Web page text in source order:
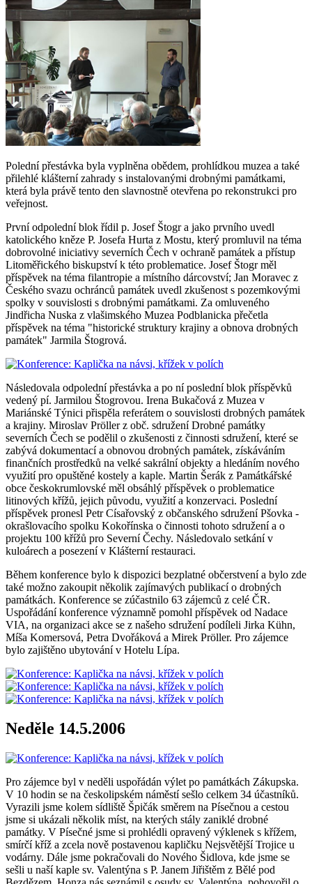
Polední přestávka byla vyplněna obědem, prohlídkou muzea a také
přilehlé klášterní zahrady s instalovanými drobnými památkami,
která byla právě tento den slavnostně otevřena po rekonstrukci pro
veřejnost.
První odpolední blok řídil p. Josef Štogr a jako prvního uvedl
katolického kněze P. Josefa Hurta z Mostu, který promluvil na téma
dobrovolné iniciativy severních Čech v ochraně památek a přístup
Litoměřického biskupství k této problematice. Josef Štogr měl
příspěvek na téma filantropie a místního dárcovství; Jan Moravec z
Českého svazu ochránců památek uvedl zkušenost s pozemkovými
spolky v souvislosti s drobnými památkami. Za omluveného
Jindřicha Nuska z vlašimského Muzea Podblanicka přečetla
příspěvek na téma "historické struktury krajiny a obnova drobných
památek" Jarmila Štogrová.
Následovala odpolední přestávka a po ní poslední blok příspěvků
vedený pí. Jarmilou Štogrovou. Irena Bukačová z Muzea v
Mariánské Týnici přispěla referátem o souvislosti drobných památek
a krajiny. Miroslav Pröller z obč. sdružení Drobné památky
severních Čech se podělil o zkušenosti z činnosti sdružení, které se
zabývá dokumentací a obnovou drobných památek, získáváním
finančních prostředků na velké sakrální objekty a hledáním nového
využití pro opuštěné kostely a kaple. Martin Šerák z Památkářské
obce českokrumlovské měl obsáhlý příspěvek o problematice
litinových křížů, jejich původu, využití a konzervaci. Poslední
příspěvek pronesl Petr Císařovský z občanského sdružení Pšovka -
okrašlovacího spolku Kokořínska o činnosti tohoto sdružení a o
projektu 100 křížů pro Severní Čechy. Následovalo setkání v
kuloárech a posezení v Klášterní restauraci.
Během konference bylo k dispozici bezplatné občerstvení a bylo zde
také možno zakoupit několik zajímavých publikací o drobných
památkách. Konference se zúčastnilo 63 zájemců z celé ČR.
Uspořádání konference významně pomohl příspěvek od Nadace
VIA, na organizaci akce se z našeho sdružení podíleli Jirka Kühn,
Míša Komersová, Petra Dvořáková a Mirek Pröller. Pro zájemce
bylo zajištěno ubytování v Hotelu Lípa.
Neděle 14.5.2006
Pro zájemce byl v neděli uspořádán výlet po památkách Zákupska.
V 10 hodin se na českolipském náměstí sešlo celkem 34 účastníků.
Vyrazili jsme kolem sídliště Špičák směrem na Písečnou a cestou
jsme si ukázali několik míst, na kterých stály zaniklé drobné
památky. V Písečné jsme si prohlédli opravený výklenek s křížem,
smírčí kříž a zcela nově postavenou kapličku Nejsvětější Trojice u
vodárny. Dále jsme pokračovali do Nového Šidlova, kde jsme se
sešli u naší kaple sv. Valentýna s P. Janem Jiřištěm z Bělé pod